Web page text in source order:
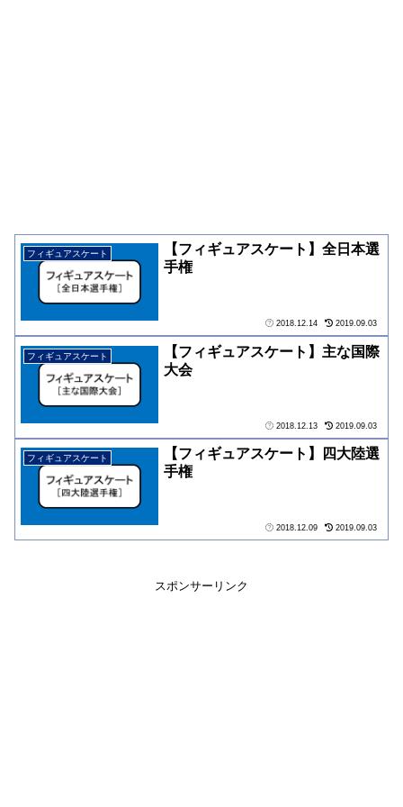
フィギュアスケート
【フィギュアスケート】全日本選
手権
2018.12.14 2019.09.03
フィギュアスケート
【フィギュアスケート】主な国際
大会
2018.12.13 2019.09.03
フィギュアスケート
【フィギュアスケート】四大陸選
手権
2018.12.09 2019.09.03
スポンサーリンク